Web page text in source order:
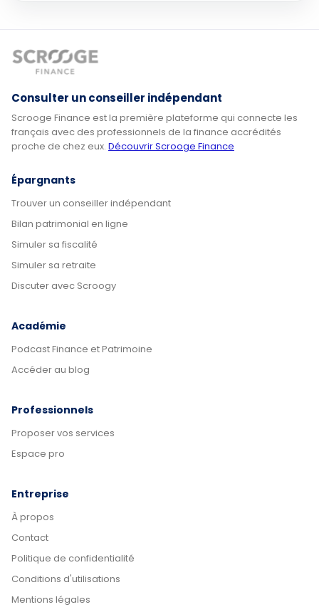
Consulter un conseiller indépendant
Scrooge Finance est la première plateforme qui connecte les
français avec des professionnels de la finance accrédités
proche de chez eux. Découvrir Scrooge Finance
Épargnants
Trouver un conseiller indépendant
Bilan patrimonial en ligne
Simuler sa fiscalité
Simuler sa retraite
Discuter avec Scroogy
Académie
Podcast Finance et Patrimoine
Accéder au blog
Professionnels
Proposer vos services
Espace pro
Entreprise
À propos
Contact
Politique de confidentialité
Conditions d'utilisations
Mentions légales